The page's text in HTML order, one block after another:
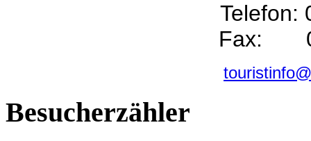
Telefon:
Fax:
Besucherzähler